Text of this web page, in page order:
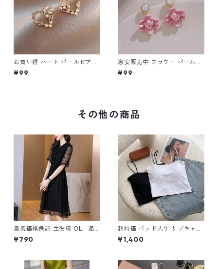
お買い得 ハート パールピアス
m-315
¥99
激安販売中 フラワー パールピ
アス m-313
¥99
その他の商品
最低価格保証 主役級 OL、通
勤 エレガント ワンピース m-
602
¥790
超特価 パッド入り リブキャミ
ソール m-446
¥1,400